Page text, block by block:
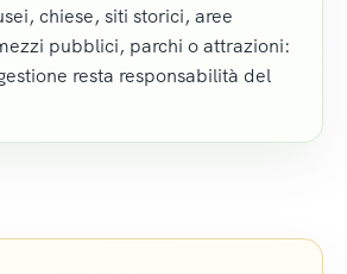
chiese, siti storici, aree
pubblici, parchi o attrazioni:
resta responsabilità del